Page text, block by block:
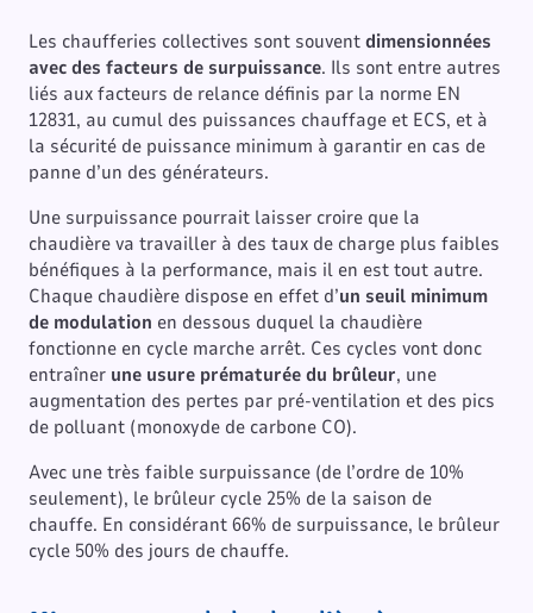
Les chaufferies collectives sont souventdimensionnées
avec des facteurs de surpuissance. Ils sont entre autres
liés aux facteurs de relance définis par la norme EN
12831, au cumul des puissances chauffage et ECS, et à
la sécurité de puissance minimum à garantir en cas de
panne d’un des générateurs.
Une surpuissance pourrait laisser croire que la
chaudière va travailler à des taux de charge plus faibles
bénéfiques à la performance, mais il en est tout autre.
Chaque chaudière dispose en effet d’un seuil minimum
de modulation en dessous duquel la chaudière
fonctionne en cycle marche arrêt. Ces cycles vont donc
entraîner une usure prématurée du brûleur, une
augmentation des pertes par pré-ventilation et des pics
de polluant (monoxyde de carbone CO).
Avec une très faible surpuissance (de l’ordre de 10%
seulement), le brûleur cycle 25% de la saison de
chauffe. En considérant 66% de surpuissance, le brûleur
cycle 50% des jours de chauffe.